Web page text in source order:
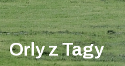
Orly z Tagy